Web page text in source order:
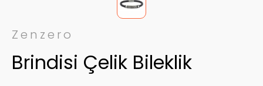
Zenzero
Brindisi Çelik Bileklik